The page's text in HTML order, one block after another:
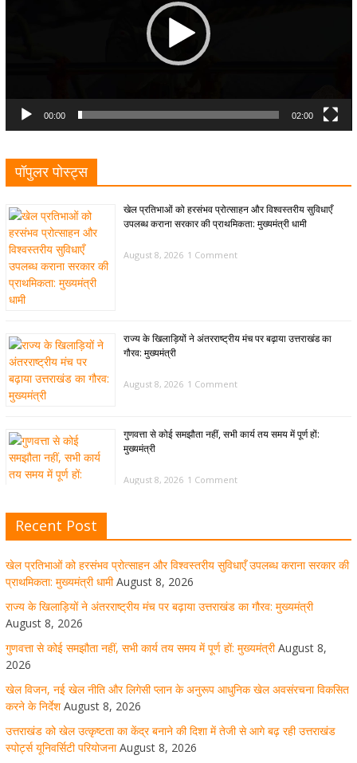
00:00 02:00
पॉपुलर पोस्ट्स
खेल प्रतिभाओं को हरसंभव प्रोत्साहन और विश्वस्तरीय सुविधाएँ
उपलब्ध कराना सरकार की प्राथमिकता: मुख्यमंत्री धामी
August 8, 2026 1 Comment
राज्य के खिलाड़ियों ने अंतरराष्ट्रीय मंच पर बढ़ाया उत्तराखंड का
गौरव: मुख्यमंत्री
August 8, 2026 1 Comment
गुणवत्ता से कोई समझौता नहीं, सभी कार्य तय समय में पूर्ण हों:
मुख्यमंत्री
August 8, 2026 1 Comment
अवसंरचना विकसित करने के निर्देश
August 8, 2026 1 Comment
उत्तराखंड को खेल उत्कृष्टता का केंद्र बनाने की दिशा में तेजी से आगे
बढ़ रही उत्तराखंड स्पोर्ट्स यूनिवर्सिटी परियोजना
August 8, 2026 1 Comment
मुख्य सचिव ने कहा- कौशल विकास से संबंधित सभी विभाग एक
Recent Post
खेल प्रतिभाओं को हरसंभव प्रोत्साहन और विश्वस्तरीय सुविधाएँ उपलब्ध कराना सरकार की
प्राथमिकता: मुख्यमंत्री धामी August 8, 2026
राज्य के खिलाड़ियों ने अंतरराष्ट्रीय मंच पर बढ़ाया उत्तराखंड का गौरव: मुख्यमंत्री
August 8, 2026
गुणवत्ता से कोई समझौता नहीं, सभी कार्य तय समय में पूर्ण हों: मुख्यमंत्री August 8,
2026
खेल विजन, नई खेल नीति और लिगेसी प्लान के अनुरूप आधुनिक खेल अवसंरचना विकसित
करने के निर्देश August 8, 2026
उत्तराखंड को खेल उत्कृष्टता का केंद्र बनाने की दिशा में तेजी से आगे बढ़ रही उत्तराखंड
स्पोर्ट्स यूनिवर्सिटी परियोजना August 8, 2026